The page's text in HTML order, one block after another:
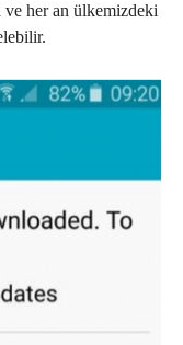
ve her an ülkemizdeki